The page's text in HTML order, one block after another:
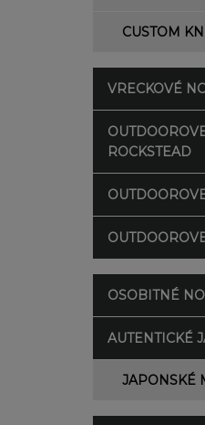
CUSTOM
VRECKOVÉ
ROCKSTEAD
OSOBITNÉ
AUTENTICKÉ
JAPONSKÉ